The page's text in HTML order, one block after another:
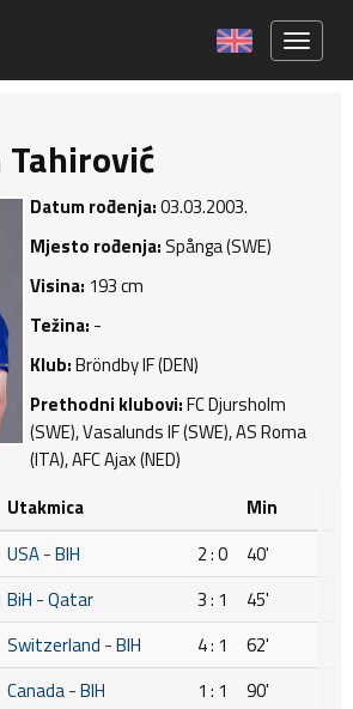
Datum rođenja:03.03.2003.
Mjesto rođenja:Spånga (SWE)
Visina: 193 cm
Težina: -
Klub:Bröndby IF (DEN)
Prethodni klubovi:FC Djursholm
(SWE), Vasalunds IF (SWE), AS Roma
(ITA), AFC Ajax (NED)
Utakmica
Min
USA - BIH 2 : 0
40'
BiH - Qatar 3 : 1
45'
Switzerland - BIH 4 : 1
62'
Canada - BIH 1 : 1
90'